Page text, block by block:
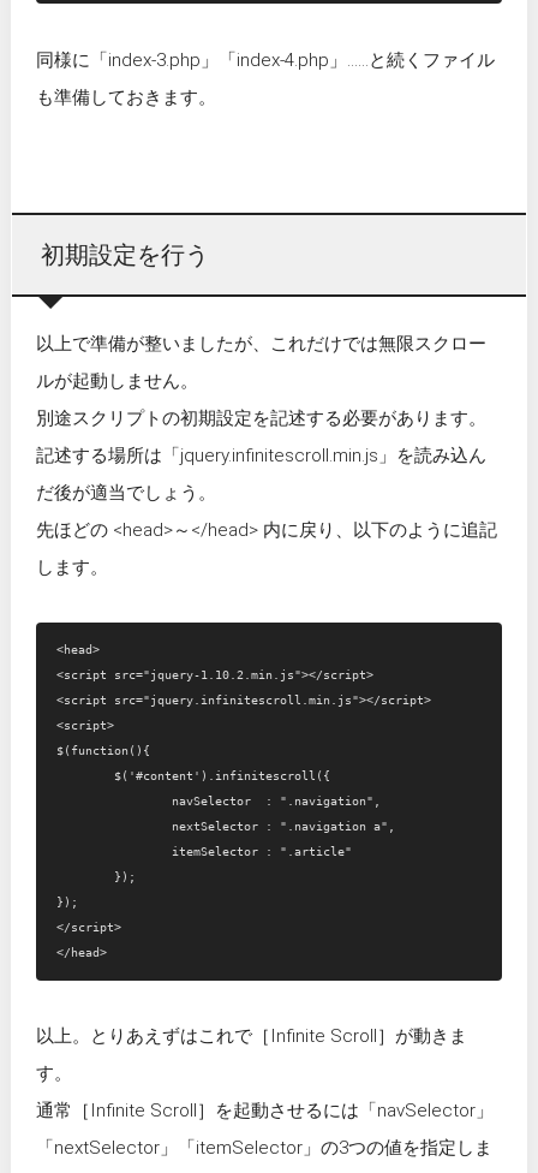
同様に「index-3.php」「index-4.php」……と続くファイル
も準備しておきます。
初期設定を行う
以上で準備が整いましたが、これだけでは無限スクロー
ルが起動しません。
別途スクリプトの初期設定を記述する必要があります。
記述する場所は「jquery.infinitescroll.min.js」を読み込ん
だ後が適当でしょう。
先ほどの <head>～</head> 内に戻り、以下のように追記
します。
<head>
<script src="jquery-1.10.2.min.js"></script>
<script src="jquery.infinitescroll.min.js"></script>
<script>
$(function(){
});
</script>
以上。とりあえずはこれで［Infinite Scroll］が動きま
す。
通常［Infinite Scroll］を起動させるには「navSelector」
「nextSelector」「itemSelector」の3つの値を指定しま